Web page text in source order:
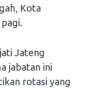
Kota
Jateng
jabatan ini
rotasi yang